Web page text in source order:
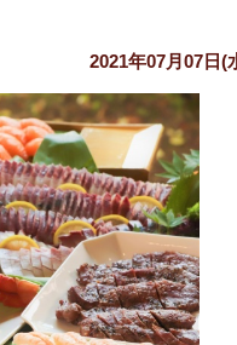
2021年07月07日(